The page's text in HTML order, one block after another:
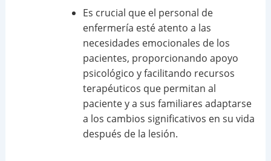
Es crucial que el personal de
enfermería esté atento a las
necesidades emocionales de los
pacientes, proporcionando apoyo
psicológico y facilitando recursos
terapéuticos que permitan al
paciente y a sus familiares adaptarse
a los cambios significativos en su vida
después de la lesión.